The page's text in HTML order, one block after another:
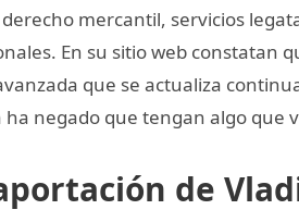
mercantil, servicios
En su sitio web constatan
que se actualiza
negado que tengan algo que
de